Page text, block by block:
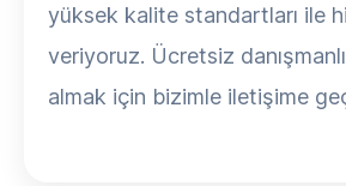
yüksek kalite standartları ile
veriyoruz. Ücretsiz
almak için bizimle iletişime